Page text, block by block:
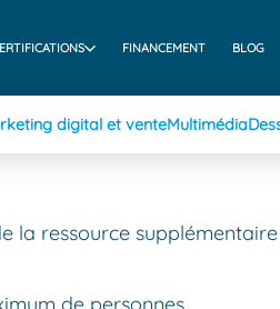
FINANCEMENT BLOG
digital et venteMultimédia
la ressource